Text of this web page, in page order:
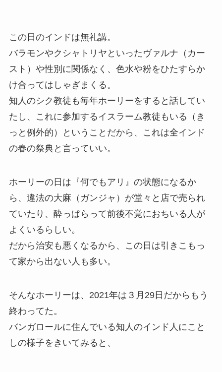
この日のインドは無礼講。
バラモンやクシャトリヤといったヴァルナ（カー
スト）や性別に関係なく、色水や粉をひたすらか
け合ってはしゃぎまくる。
知人のシク教徒も毎年ホーリーをすると話してい
たし、これに参加するイスラーム教徒もいる（き
っと例外的）ということだから、これは全インド
の春の祭典と言っていい。
ホーリーの日は『何でもアリ』の状態になるか
ら、違法の大麻（ガンジャ）が堂々と店で売られ
ていたり、酔っぱらって前後不覚におちいる人が
よくいるらしい。
だから治安も悪くなるから、この日は引きこもっ
て家から出ない人も多い。
そんなホーリーは、2021年は３月29日だからもう
終わってた。
バンガロールに住んでいる知人のインド人にこと
しの様子をきいてみると、